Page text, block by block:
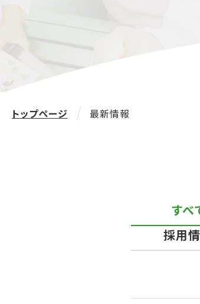
トップページ 最新情報
すべ
採用